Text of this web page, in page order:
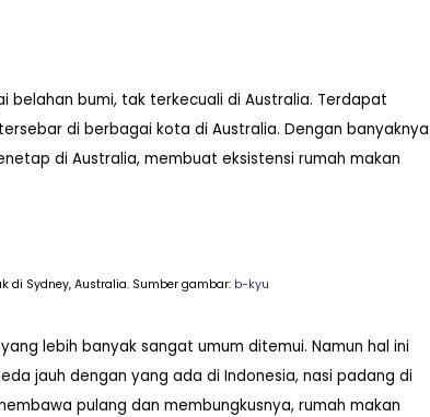
bumi, tak terkecuali di Australia. Terdapat
di berbagai kota di Australia. Dengan banyaknya
di Australia, membuat eksistensi rumah makan
di Sydney, Australia. Sumber gambar: b-kyu
lebih banyak sangat umum ditemui. Namun hal ini
jauh dengan yang ada di Indonesia, nasi padang di
pulang dan membungkusnya, rumah makan